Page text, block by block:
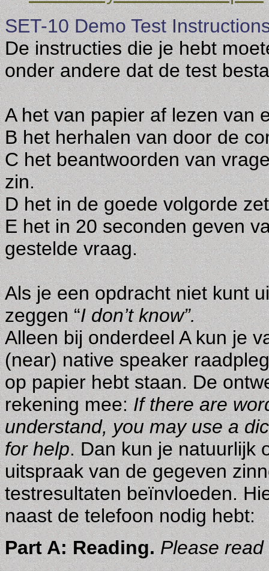
SET-10 Demo Test
De instructies die je hebt
onder andere dat de test
A het van papier af lezen van
B het herhalen van door de
C het beantwoorden van
zin.
D het in de goede volgorde
E het in 20 seconden geven
gestelde vraag.
Als je een opdracht niet kunt
zeggen “I don’t know”.
Alleen bij onderdeel A kun je
(near) native speaker
op papier hebt staan. De
rekening mee:If there are
understand, you may use a
for help. Dan kun je natuurlijk
uitspraak van de gegeven
testresultaten beïnvloeden.
naast de telefoon nodig hebt:
Part A: Reading.Please